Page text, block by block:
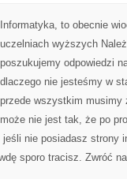
Informatyka, to obecnie
uczelniach wyższych
poszukujemy odpowiedzi
dlaczego nie jesteśmy w
przede wszystkim musimy
może nie jest tak, że po
nie posiadasz strony
sporo tracisz. Zwróć